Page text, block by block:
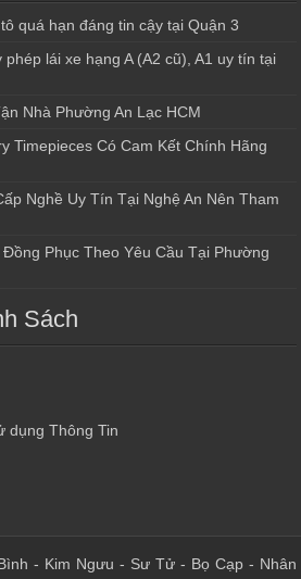
quá hạn đáng tin cậy tại Quận 3
lái xe hạng A (A2 cũ), A1 uy tín tại
Nhà Phường An Lạc HCM
Timepieces Có Cam Kết Chính Hãng
Nghề Uy Tín Tại Nghệ An Nên Tham
Phục Theo Yêu Cầu Tại Phường
Sách
dụng Thông Tin
- Kim Ngưu - Sư Tử- Bọ Cạp- Nhân